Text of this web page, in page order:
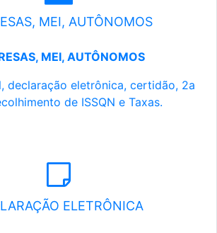
MEI, AUTÔNOMOS
MEI, AUTÔNOMOS
declaração eletrônica, certidão, 2a
de ISSQN e Taxas.
ELETRÔNICA